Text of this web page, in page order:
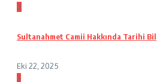
2
Sultanahmet Camii Hakkında Tarihi
Eki 22, 2025
3